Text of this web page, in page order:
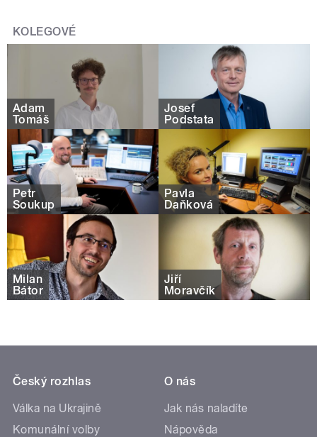
KOLEGOVÉ
Adam
Tomáš
Josef
Podstata
Petr
Soukup
Pavla
Daňková
Milan
Bátor
Jiří
Moravčík
Český rozhlas
Válka na Ukrajině
Komunální volby
O nás
Jak nás naladíte
Nápověda